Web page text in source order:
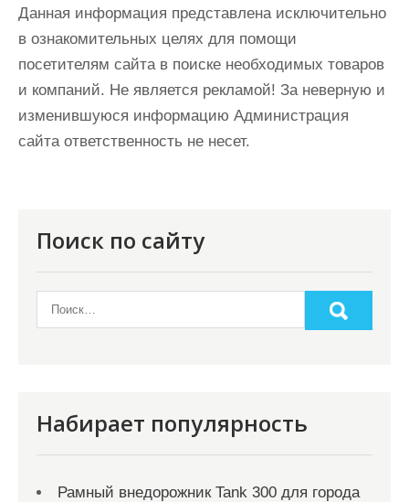
Данная информация представлена исключительно
в ознакомительных целях для помощи
посетителям сайта в поиске необходимых товаров
и компаний. Не является рекламой! За неверную и
изменившуюся информацию Администрация
сайта ответственность не несет.
Поиск по сайту
Набирает популярность
Рамный внедорожник Tank 300 для города